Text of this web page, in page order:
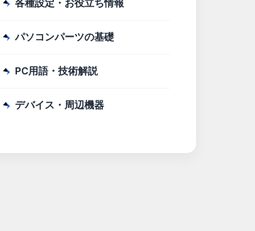
各種設定・お役立ち情報
パソコンパーツの基礎
PC用語・技術解説
デバイス・周辺機器